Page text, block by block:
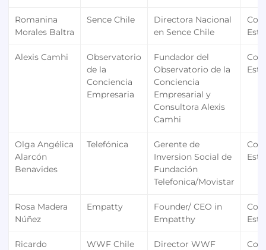
Romanina
Morales Baltra
Sence Chile
Directora Nacional
en Sence Chile
Alexis Camhi
Observatorio
de la
Conciencia
Empresaria
Fundador del
Observatorio de la
Conciencia
Empresarial y
Consultora Alexis
Camhi
Olga Angélica
Alarcón
Benavides
Telefónica
Gerente de
Inversion Social de
Fundación
Telefonica/Movistar
Rosa Madera
Núñez
Empatty
Founder/ CEO in
Empatthy
Ricardo
WWF Chile
Director WWF